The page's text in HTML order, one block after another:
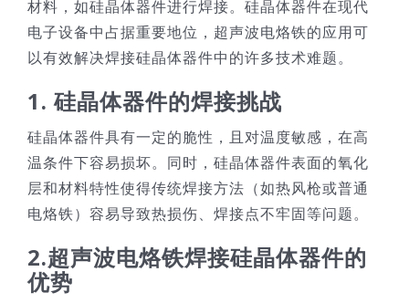
应用
技术服务
公司新闻
材料，如硅晶体器件进行焊接。硅晶体器件在现代
电子设备中占据重要地位，超声波电烙铁的应用可
以有效解决焊接硅晶体器件中的许多技术难题。
1.硅晶体器件的焊接挑战
硅晶体器件具有一定的脆性，且对温度敏感，在高
温条件下容易损坏。同时，硅晶体器件表面的氧化
层和材料特性使得传统焊接方法（如热风枪或普通
电烙铁）容易导致热损伤、焊接点不牢固等问题。
2.超声波电烙铁焊接硅晶体器件的
优势